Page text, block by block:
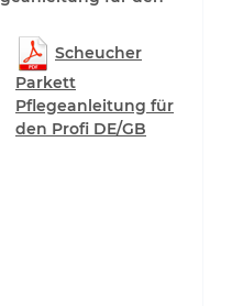
Scheucher
Parkett
Pflegeanleitung für
den Profi DE/GB